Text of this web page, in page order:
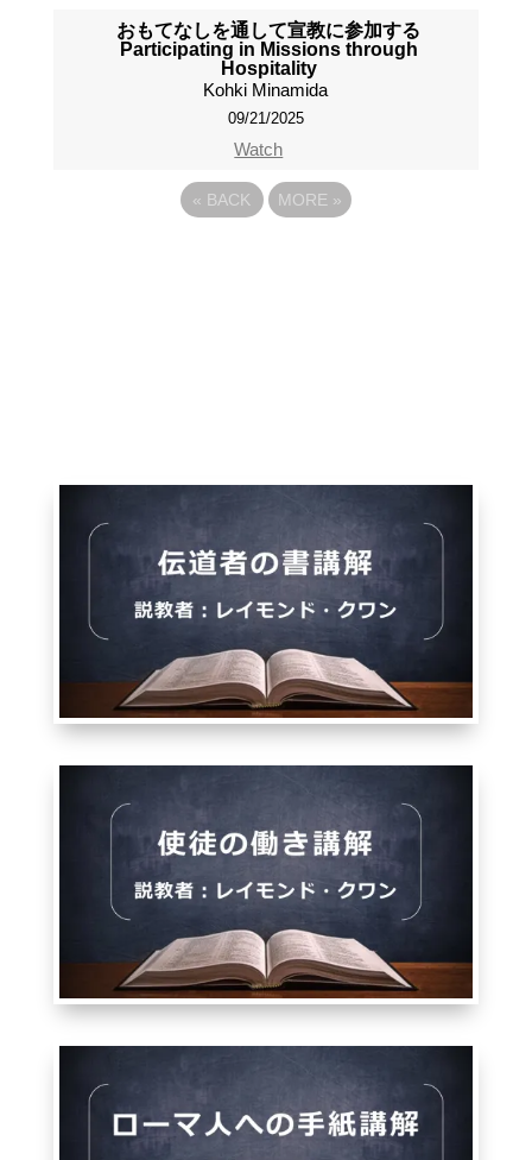
おもてなしを通して宣教に参加する
Participating in Missions through
Hospitality
Kohki Minamida
09/21/2025
Watch
« BACK MORE »